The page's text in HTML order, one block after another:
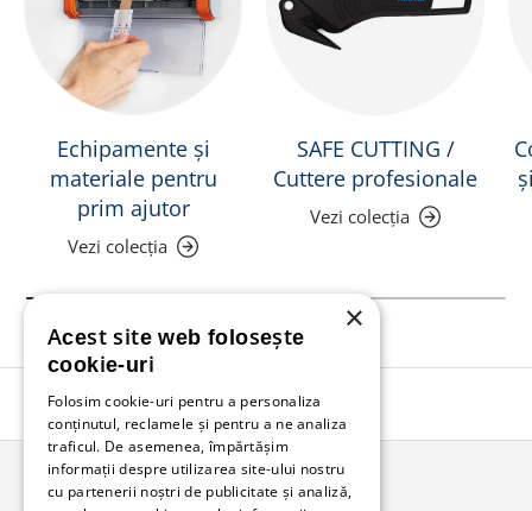
Echipamente și
materiale pentru
prim ajutor
Vezi colecția
SAFE CUTTING /
Cuttere profesionale
Vezi colecția
Înapoi în sus
×
Acest site web folosește
cookie-uri
Folosim cookie-uri pentru a personaliza
conținutul, reclamele și pentru a ne analiza
traficul. De asemenea, împărtășim
informații despre utilizarea site-ului nostru
cu partenerii noștri de publicitate și analiză,